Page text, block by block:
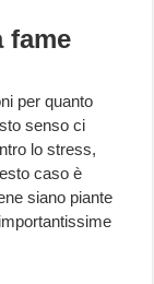
fame
per quanto
senso ci
lo stress,
caso è
siano piante